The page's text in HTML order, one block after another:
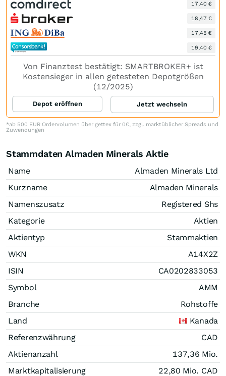
17,40 €
18,47 €
17,45 €
19,40 €
Von Finanztest bestätigt: SMARTBROKER+ ist
Kostensieger in allen getesteten Depotgrößen
(12/2025)
Depot eröffnen Jetzt wechseln
*ab 500 EUR Ordervolumen über gettex für 0€, zzgl. marktüblicher Spreads und
Zuwendungen
Stammdaten Almaden Minerals Aktie
Name
Almaden Minerals Ltd
Kurzname
Almaden Minerals
Namenszusatz
Registered Shs
Kategorie
Aktien
Aktientyp
Stammaktien
WKN
A14X2Z
ISIN
CA0202833053
Symbol
AMM
Branche
Rohstoffe
Land
Kanada
Referenzwährung
CAD
Aktienanzahl
137,36 Mio.
Marktkapitalisierung
22,80 Mio. CAD